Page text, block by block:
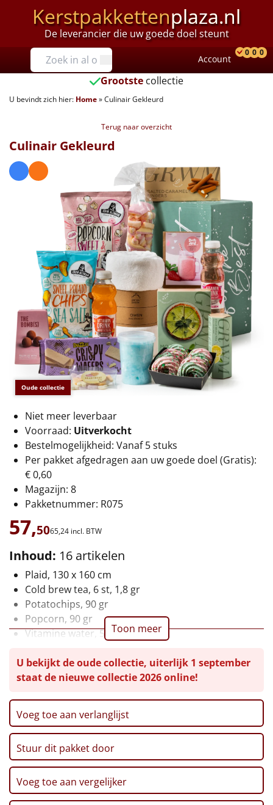
Kerstpakkettenplaza.nl
De leverancier die uw goede doel steunt
Prijzen
Tot €25
€25 tot €35
€40 tot €45
€45 tot €50
€50 tot €55
€55 tot €75
€75 tot €100
€100 en hoger
Alle kerstpakketten 2026
Thema
Origineel
Rituals
Luxe
Mannen
Vrouwen
Duurzaam
Leuke
Goedkope
Uniek
Alle thema's
Artikel
Hitster
Pizzarette
Tas
Wake up light
NIEUW
Account
0 0 0
Grootste collectie
U bevindt zich hier: Home»Culinair Gekleurd
Terug naar overzicht
Oude collectie
Culinair Gekleurd
Niet meer leverbaar
Voorraad: Uitverkocht
Bestelmogelijkheid: Vanaf 5 stuks
Per pakket afgedragen aan uw goede doel (Gratis):
€ 0,60
Magazijn: 8
Pakketnummer: R075
57,5065,24 incl. BTW
Inhoud: 16 artikelen
Plaid, 130 x 160 cm
Cold brew tea, 6 st, 1,8 gr
Potatochips, 90 gr
Popcorn, 90 gr
Vitamine water, 500 ml
Kwarktaart, 330 gr
Wafer cocoa cream, 170 gr
Truffels, 50 gr
Mallows, 140 gr
Snoephartjes, 40 gr
Suikerspin, 0,5 ltr
Aardbeien kweekset
Verpakt in een feestelijke kerstdoos, 39 x 29 x 20 cm
Toon meer
U bekijkt de oude collectie, uiterlijk 1 september
staat de nieuwe collectie 2026 online!
Voeg toe aan verlanglijst
Stuur dit pakket door
Voeg toe aan vergelijker